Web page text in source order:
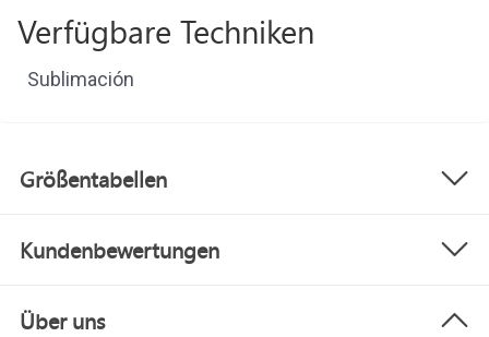
Verfügbare Techniken
Sublimación
Größentabellen
Kundenbewertungen
Über uns